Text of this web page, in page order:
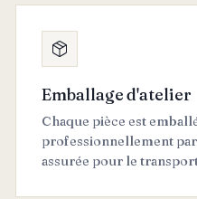
Emballage d'atelier
Chaque pièce est
professionnellement
assurée pour le